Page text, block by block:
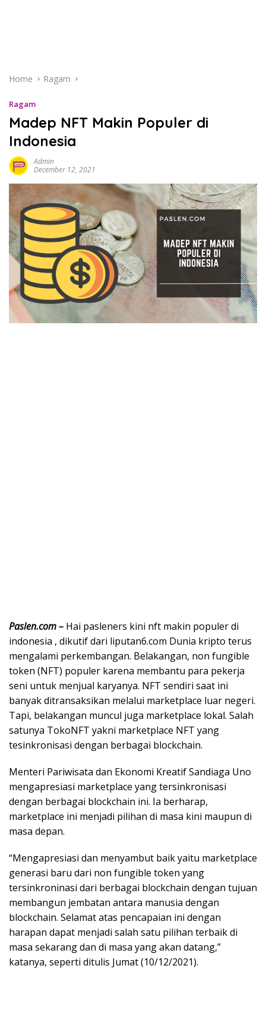
Home Ragam
Ragam
Madep NFT Makin Populer di
Indonesia
Admin
December 12, 2021
Paslen.com – Hai pasleners kini nft makin populer di
indonesia , dikutif dari liputan6.com Dunia kripto terus
mengalami perkembangan. Belakangan, non fungible
token (NFT) populer karena membantu para pekerja
seni untuk menjual karyanya. NFT sendiri saat ini
banyak ditransaksikan melalui marketplace luar negeri.
Tapi, belakangan muncul juga marketplace lokal. Salah
satunya TokoNFT yakni marketplace NFT yang
tesinkronisasi dengan berbagai blockchain.
Menteri Pariwisata dan Ekonomi Kreatif Sandiaga Uno
mengapresiasi marketplace yang tersinkronisasi
dengan berbagai blockchain ini. Ia berharap,
marketplace ini menjadi pilihan di masa kini maupun di
masa depan.
“Mengapresiasi dan menyambut baik yaitu marketplace
generasi baru dari non fungible token yang
tersinkroninasi dari berbagai blockchain dengan tujuan
membangun jembatan antara manusia dengan
blockchain. Selamat atas pencapaian ini dengan
harapan dapat menjadi salah satu pilihan terbaik di
masa sekarang dan di masa yang akan datang,”
katanya, seperti ditulis Jumat (10/12/2021).